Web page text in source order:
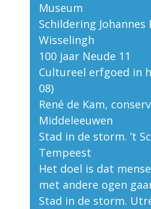
Museum
Schildering Johannes
Wisselingh
100 jaar Neude 11
Cultureel erfgoed in
08)
René de Kam,
Middeleeuwen
Stad in de storm. ’t
Tempeest
Het doel is dat
met andere ogen
Stad in de storm.